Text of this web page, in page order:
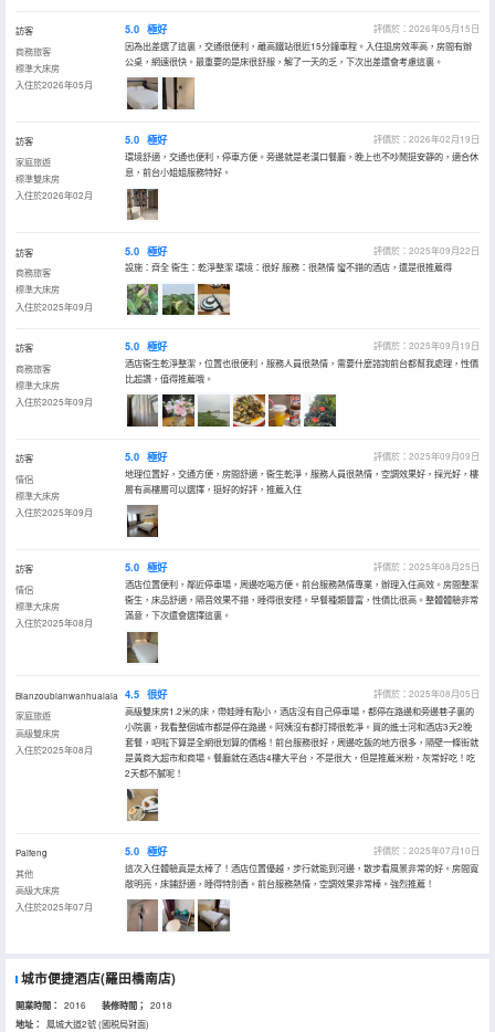
訪客
商務旅客
標準大床房
入住於2026年05月
5.0 極好
評價於：2026年05月15日
因為出差選了這裏，交通很便利，離高鐵站很近15分鐘車程。入住退房效率高，房間有辦
公桌，網速很快。最重要的是床很舒服，解了一天的乏，下次出差還會考慮這裏。
訪客
家庭旅遊
標準雙床房
入住於2026年02月
5.0 極好
評價於：2026年02月19日
環境舒適，交通也便利，停車方便。旁邊就是老漢口餐廳，晚上也不吵鬧挺安靜的，適合休
息，前台小姐姐服務特好。
訪客
商務旅客
標準大床房
入住於2025年09月
5.0 極好
評價於：2025年09月22日
設施：齊全 衞生：乾淨整潔 環境：很好 服務：很熱情 蠻不錯的酒店，還是很推薦得
訪客
商務旅客
標準大床房
入住於2025年09月
5.0 極好
評價於：2025年09月19日
酒店衞生乾淨整潔，位置也很便利，服務人員很熱情，需要什麼諮詢前台都幫我處理，性價
比超讚，值得推薦哦。
訪客
情侶
標準大床房
入住於2025年09月
5.0 極好
評價於：2025年09月09日
地理位置好，交通方便，房間舒適，衞生乾淨，服務人員很熱情，空調效果好，採光好，樓
層有高樓層可以選擇，挺好的好評，推薦入住
訪客
情侶
標準大床房
入住於2025年08月
5.0 極好
評價於：2025年08月25日
酒店位置便利，鄰近停車場，周邊吃喝方便。前台服務熱情專業，辦理入住高效。房間整潔
衞生，床品舒適，隔音效果不錯，睡得很安穩。早餐種類豐富，性價比很高。整體體驗非常
滿意，下次還會選擇這裏。
Bianzoubianwanhualala
家庭旅遊
高級雙床房
入住於2025年08月
4.5 很好
評價於：2025年08月05日
高級雙床房1.2米的床，帶娃睡有點小，酒店沒有自己停車場，都停在路邊和旁邊巷子裏的
小院裏，我看整個城市都是停在路邊。阿姨沒有都打掃很乾凈。買的進士河和酒店3天2晚
套餐，吧啦下算是全網很划算的價格！前台服務很好，周邊吃飯的地方很多，隔壁一條街就
是黃商大超市和商場。餐廳就在酒店4樓大平台，不是很大，但是推薦米粉，灰常好吃！吃
2天都不膩呢！
Paifeng
其他
高級大床房
入住於2025年07月
5.0 極好
評價於：2025年07月10日
這次入住體驗真是太棒了！酒店位置優越，步行就能到河邊，散步看風景非常的好。房間寬
敞明亮，床鋪舒適，睡得特別香。前台服務熱情，空調效果非常棒。強烈推薦！
城市便捷酒店(羅田橋南店)
開業時間： 2016 装修時間； 2018
地址：
鳳城大道2號 (國税局對面)